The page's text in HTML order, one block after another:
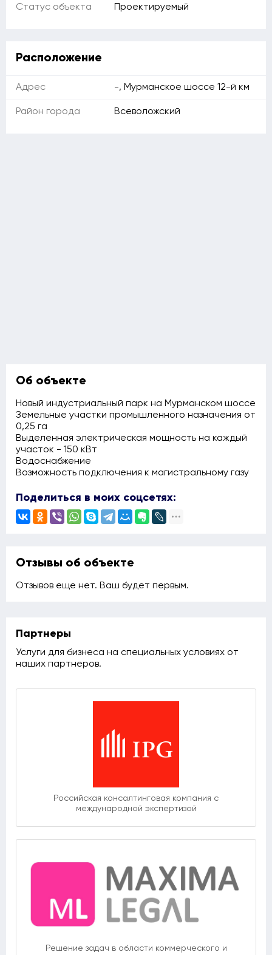
Статус объекта Проектируемый
Расположение
Адрес -, Мурманское шоссе 12-й км
Район города Всеволожский
Об объекте
Новый индустриальный парк на Мурманском шоссе
Земельные участки промышленного назначения от
0,25 га
Выделенная электрическая мощность на каждый
участок - 150 кВт
Водоснабжение
Возможность подключения к магистральному газу
Поделиться в моих соцсетях:
Отзывы об объекте
Отзывов еще нет. Ваш будет первым.
Партнеры
Услуги для бизнеса на специальных условиях от
наших партнеров.
Российская консалтинговая компания с
международной экспертизой
Решение задач в области коммерческого и